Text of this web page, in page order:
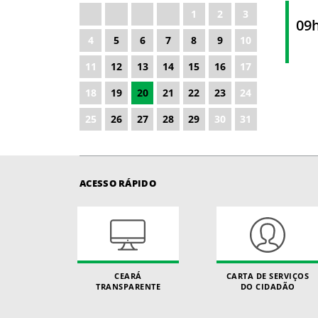
2028
1 2
3
4
5 6 7 8 9
10
11
12 13 14 15 16
17
18
19 20 21 22 23
24
25
26 27 28 29 30 31
ACESSO RÁPIDO
CEARÁ
TRANSPARENTE
CARTA DE SERVIÇOS
DO CIDADÃO